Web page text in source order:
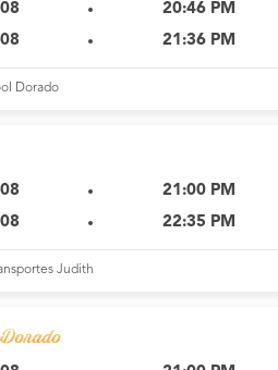
20:46 PM
21:36 PM
Dorado
21:00 PM
22:35 PM
Judith